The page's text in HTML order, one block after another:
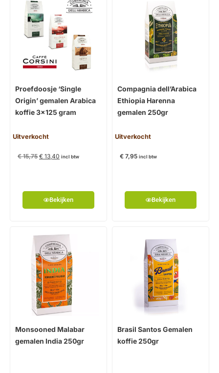
Proefdoosje ‘Single
Origin’ gemalen Arabica
koffie 3×125 gram
Uitverkocht
€15,75 € 13,40 incl btw
Bekijken
Compagnia dell’Arabica
Ethiopia Harenna
gemalen 250gr
Uitverkocht
€ 7,95 incl btw
Bekijken
Monsooned Malabar
gemalen India 250gr
Brasil Santos Gemalen
koffie 250gr